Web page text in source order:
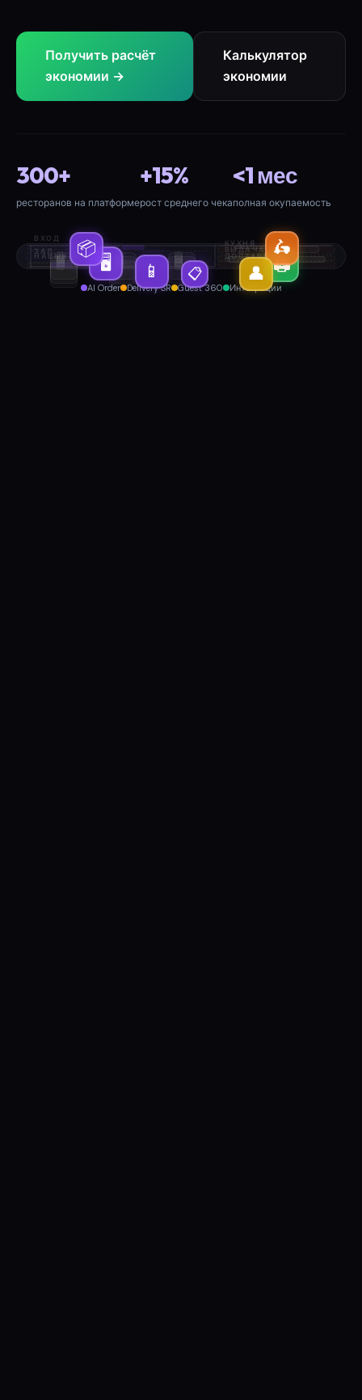
Получить расчёт
экономии →
Калькулятор
экономии
300+
ресторанов на платформе
+15%
рост среднего чека
<1 мес
полная окупаемость
ВХОД
ЗАЛ
КУХНЯ
ВЫДАЧА
ДОСТАВКА
НАВЫНОС 🖥️ 📱 🖨️
📦
🛵
👤
📋
AI Order Delivery SR Guest 360 Интеграции